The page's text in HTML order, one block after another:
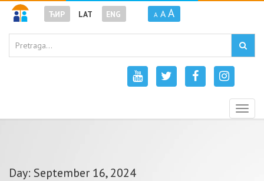
ЋИР LAT ENG A A A
Day: September 16, 2024